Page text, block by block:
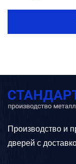
Производство и
дверей с